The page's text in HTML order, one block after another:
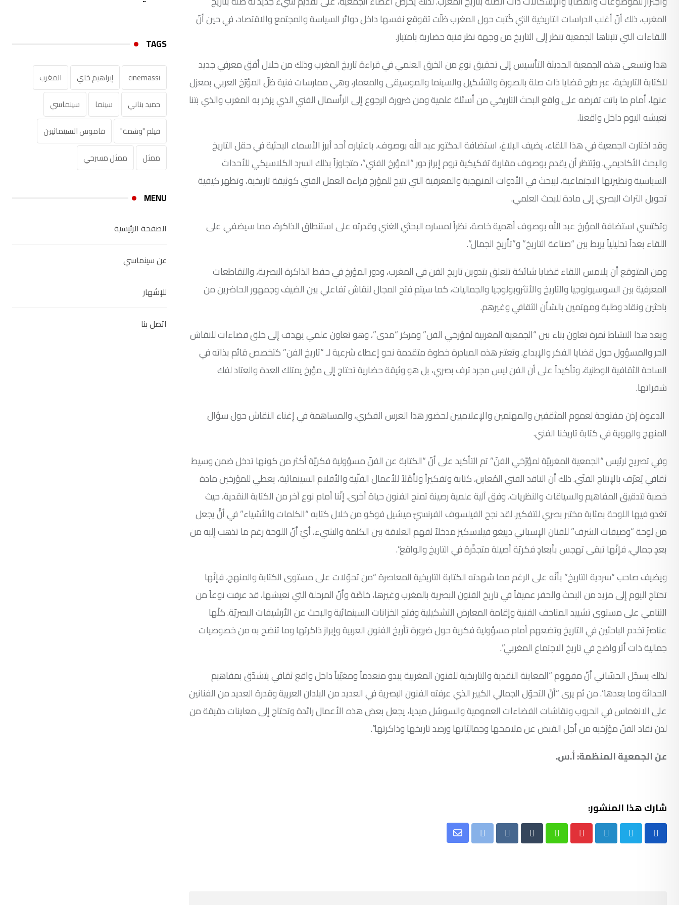
المغرب، ذلك أنّ أغلب الدراسات التاريخية التي كُتبت حول المغرب ظلّت تقوقع نفسها داخل دوائر السياسة والمجتمع والاقتصاد، في حين أنّ
اللقاءات التي تتبناها الجمعية تنظر إلى التاريخ من وجهة نظر فنية حضارية بامتياز.
هذا وتسعى هذه الجمعية الحديثة التأسيس إلى تحقيق نوع من الخرق العلمي في قراءة تاريخ المغرب وذلك من خلال أفق معرفي جديد
للكتابة التاريخية، عبر طرح قضايا ذات صلة بالصورة والتشكيل والسينما والموسيقى والمعمار، وهي ممارسات فنية ظلّ المؤرّخ العربي بمعزل
عنها، أمام ما باتت تفرضه على واقع البحث التاريخي من أسئلة علمية ومن ضرورة الرجوع إلى الرأسمال الفني الذي يزخر به المغرب والذي بتنا
نعيشه اليوم داخل واقعنا.
وقد اختارت الجمعية في هذا اللقاء، يضيف البلاغ، استضافة الدكتور عبد الله بوصوف، باعتباره أحد أبرز الأسماء البحثية في حقل التاريخ
والبحث الأكاديمي. ويُنتظر أن يقدم بوصوف مقاربة تفكيكية تروم إبراز دور “المؤرخ الفني”، متجاوزاً بذلك السرد الكلاسيكي للأحداث
السياسية ونظيرتها الاجتماعية، ليبحث في الأدوات المنهجية والمعرفية التي تتيح للمؤرخ قراءة العمل الفني كوثيقة تاريخية، وتظهر كيفية
تحويل التراث البصري إلى مادة للبحث العلمي.
وتكتسي استضافة المؤرخ عبد الله بوصوف أهمية خاصة، نظراً لمساره البحثي الغني وقدرته على استنطاق الذاكرة، مما سيضفي على
اللقاء بعداً تحليلياً يربط بين “صناعة التاريخ” و”تأريخ الجمال”.
ومن المتوقع أن يلامس اللقاء قضايا شائكة تتعلق بتدوين تاريخ الفن في المغرب، ودور المؤرخ في حفظ الذاكرة البصرية، والتقاطعات
المعرفية بين السوسيولوجيا والتاريخ والأنثروبولوجيا والجماليات، كما سيتم فتح المجال لنقاش تفاعلي بين الضيف وجمهور الحاضرين من
باحثين ونقاد وطلبة ومهتمين بالشأن الثقافي وغيرهم.
ويعد هذا النشاط ثمرة تعاون بناء بين “الجمعية المغربية لمؤرخي الفن” ومركز “مدى”، وهو تعاون علمي يهدف إلى خلق فضاءات للنقاش
الحر والمسؤول حول قضايا الفكر والإبداع. وتعتبر هذه المبادرة خطوة متقدمة نحو إعطاء شرعية لـ “تاريخ الفن” كتخصص قائم بذاته في
الساحة الثقافية الوطنية، وتأكيداً على أن الفن ليس مجرد ترف بصري، بل هو وثيقة حضارية تحتاج إلى مؤرخ يمتلك العدة والعتاد لفك
شفراتها.
الدعوة إذن مفتوحة لعموم المثقفين والمهتمين والإعلاميين لحضور هذا العرس الفكري، والمساهمة في إغناء النقاش حول سؤال
المنهج والهوية في كتابة تاريخنا الفني.
وفي تصريح لرئيس “الجمعية المغربيّة لمؤرّخي الفنّ” تم التأكيد على أنّ “الكتابة عن الفنّ مسؤولية فكريّة أكثر من كونها تدخل ضمن وسيط
ثقافي يُعرّف بالإنتاج الفنّي. ذلك أن الناقد الفني المُعاين، كتابة وتفكيراً وتأمّلاً للأعمال الفنّية والأفلام السينمائية، يعطي للمؤرخين مادة
خصبة لتدقيق المفاهيم والسياقات والنظريات، وفق آلية علمية رصينة تمنح الفنون حياة أخرى. إنّنا أمام نوع آخر من الكتابة النقدية، حيث
تغدو فيها اللوحة بمثابة مختبر بصري للتفكير. لقد نجح الفيلسوف الفرنسيّ ميشيل فوكو من خلال كتابه “الكلمات والأشياء” في أنّْ يجعل
من لوحة “وصيفات الشرف” للفنان الإسباني دييغو فيلاسكيز مدخلاً لفهم العلاقة بين الكلمة والشيء، أيْ أنّ اللوحة رغم ما تذهب إليه من
بعدٍ جمالي، فإنّها تبقى تهجس بأبعادٍ فكريّة أصيلة متجذّرة في التاريخ والواقع”.
ويضيف صاحب “سردية التاريخ” بأنّه على الرغم مما شهدته الكتابة التاريخية المعاصرة “من تحوّلات على مستوى الكتابة والمنهج، فإنّها
تحتاج اليوم إلى مزيد من البحث والحفر عميقاً في تاريخ الفنون البصرية بالمغرب وغيرها، خاصّة وأنّ المرحلة التي نعيشها، قد عرفت نوعاً من
التنامي على مستوى تشييد المتاحف الفنية وإقامة المعارض التشكيلية وفتح الخزانات السينمائية والبحث عن الأرشيفات البصريّة. كلّها
عناصرٌ تخدم الباحثين في التاريخ وتضعهم أمام مسؤولية فكرية حول ضرورة تأريخ الفنون العربية وإبراز ذاكرتها وما تنضح به من خصوصيات
جمالية ذات أثر واضح في تاريخ الاجتماع المغربي”.
لذلك يسجّل الحسّاني أنّ مفهوم “المعاينة النقدية والتاريخية للفنون المغربية يبدو منعدماً ومغيّباً داخل واقع ثقافي يتشدّق بمفاهيم
الحداثة وما بعدها”. من ثم يرى “أنّ التحوّل الجمالي الكبير الذي عرفته الفنون البصرية في العديد من البلدان العربية وقدرة العديد من الفنانين
على الانغماس في الحروب ونقاشات الفضاءات العمومية والسوشل ميديا، يجعل بعض هذه الأعمال رائدة وتحتاج إلى معاينات دقيقة من
لدن نقاد الفنّ مؤرّخيه من أجل القبض عن ملامحها وجماليّاتها ورصد تاريخها وذاكرتها”.
عن الجمعية المنظمة: أ.س.
شارك هذا المنشور:
LinkedIn
Pinterest
Whatsapp
Tumblr
Reddit
Print
Share
TAGS
cinemassi إبراهيم خاي
المغرب
حميد بناني
سينما
سينماسي
فيلم "وشمة"
قاموس السينمائيين‎
ممثل
ممثل مسرحي
MENU
الصفحة الرئيسية
عن سينماسي
للإشهار
اتصل بنا